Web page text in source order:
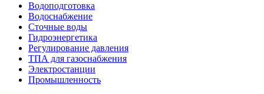
Водоподготовка
Водоснабжение
Сточные воды
Гидроэнергетика
Регулирование давления
ТПА для газоснабжения
Электростанции
Промышленность